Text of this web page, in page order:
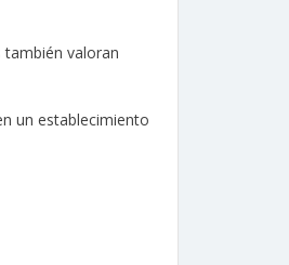
valoran
un establecimiento